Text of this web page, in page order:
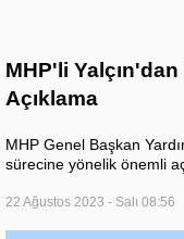
MHP'li
Açıklama
MHP Genel Başkan
sürecine yönelik önemli
22 Ağustos 2023 - Salı 08:56